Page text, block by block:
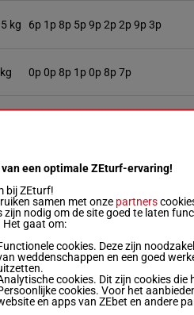
kg 6p 1p 8p 5p 9p 2p 2p 9p 3p
0p 0p 8p 1p 0p 8p 7p
9p 3p 8p 6p 9p 3p 9p 9p 0p
kg 5p 7p 7p 0p 7p 9p 3p 4p 2p
kg 1p 4p 6p 3p 4p 3p 8p 7p 8p 0p
kg 9p 3p 8p 6p 7p 9p 8p 9p
een optimale ZEturf-ervaring!
bij ZEturf!
samen met onze partners
zijn nodig om de site goed te laten
Het gaat om:
cookies. Deze zijn
weddenschappen en een goed
cookies. Dit zijn cookies die
cookies. Voor het
en apps van ZEbet en andere